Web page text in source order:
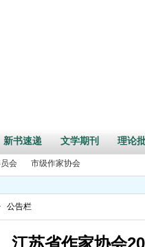
新书速递 文学期刊 理论
会 市级作家协会
公告栏